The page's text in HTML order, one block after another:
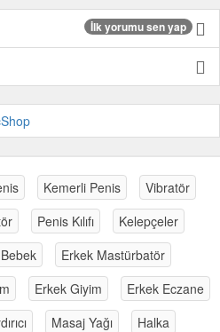
İlk yorumu sen yap
Kemerli Penis
Vibratör
Penis Kılıfı
Kelepçeler
Erkek Mastürbatör
Erkek Giyim
Erkek Eczane
Masaj Yağı Halka